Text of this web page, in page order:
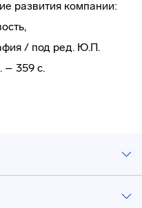
развития компании:
/ под ред. Ю.П.
– 359 с.